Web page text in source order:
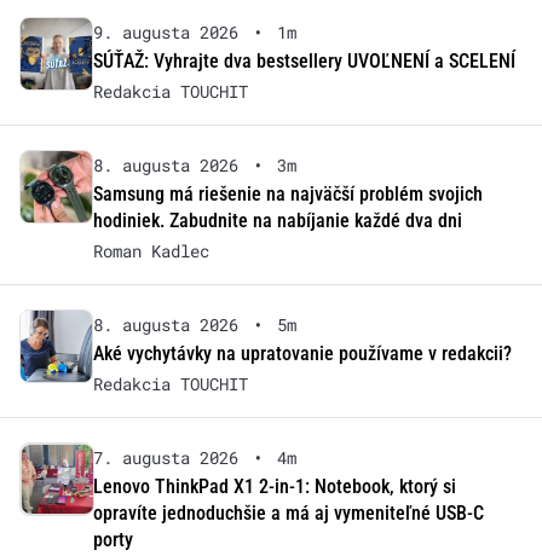
9. augusta 2026 •
1m
SÚŤAŽ: Vyhrajte dva bestsellery UVOĽNENÍ a SCELENÍ
Redakcia TOUCHIT
8. augusta 2026 •
3m
Samsung má riešenie na najväčší problém svojich
hodiniek. Zabudnite na nabíjanie každé dva dni
Roman Kadlec
8. augusta 2026 •
5m
Aké vychytávky na upratovanie používame v redakcii?
Redakcia TOUCHIT
7. augusta 2026 •
4m
Lenovo ThinkPad X1 2-in-1: Notebook, ktorý si
opravíte jednoduchšie a má aj vymeniteľné USB-C
porty